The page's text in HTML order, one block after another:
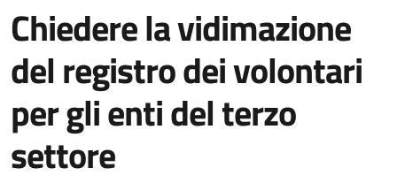
Chiedere la vidimazione
del registro dei volontari
per gli enti del terzo
settore